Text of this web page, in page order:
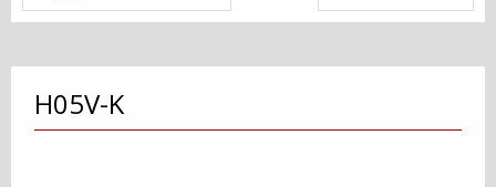
H05V-K